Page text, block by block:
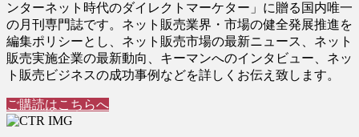
ンターネット時代のダイレクトマーケター」に贈る国内唯一
の月刊専門誌です。ネット販売業界・市場の健全発展推進を
編集ポリシーとし、ネット販売市場の最新ニュース、ネット
販売実施企業の最新動向、キーマンへのインタビュー、ネッ
ト販売ビジネスの成功事例などを詳しくお伝え致します。
ご購読はこちらへ